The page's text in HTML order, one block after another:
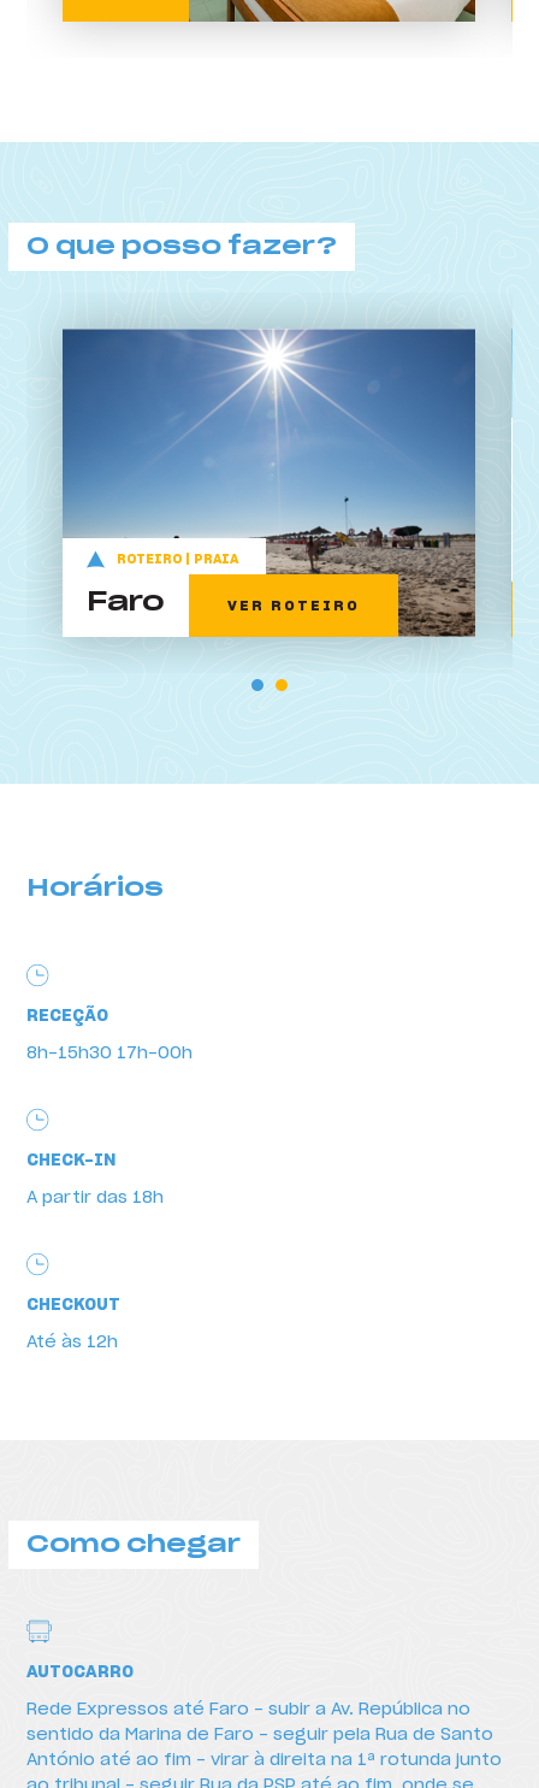
O que posso fazer?
O que posso fazer?
ROTEIRO | PRAIA
Faro VER ROTEIRO
Horários
RECEÇÃO
8h-15h30 17h-00h
CHECK-IN
A partir das 18h
CHECKOUT
Até às 12h
Como chegar
AUTOCARRO
Rede Expressos até Faro - subir a Av. República no
sentido da Marina de Faro - seguir pela Rua de Santo
António até ao fim - virar à direita na 1ª rotunda junto